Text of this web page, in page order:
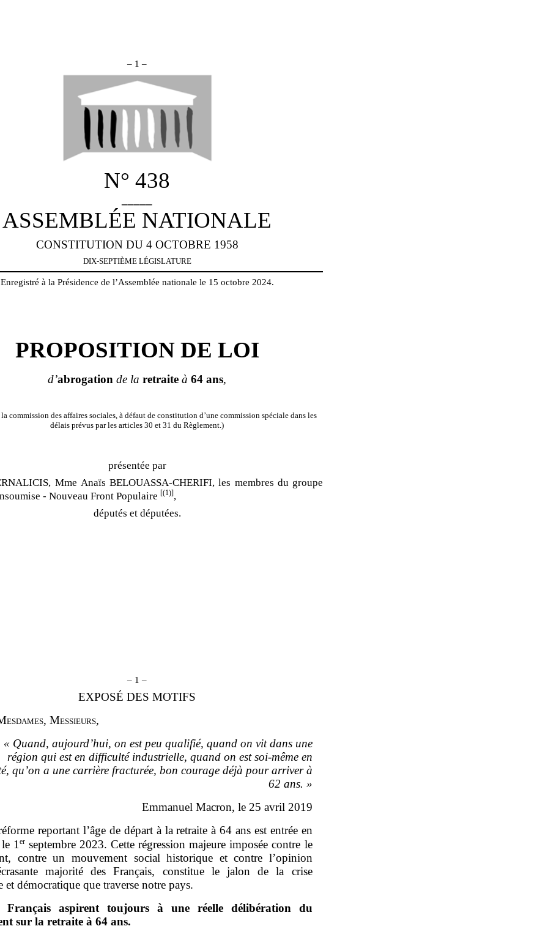
– 1 –
N° 438
ASSEMBLÉE NATIONALE
CONSTITUTION DU 4 OCTOBRE 1958
DIX-SEPTIÈME LÉGISLATURE
Enregistré à la Présidence de l’Assemblée nationale le 15 octobre 2024.
PROPOSITION DE LOI
d’abrogation de la retraite à 64 ans,
commission des affaires sociales, à défaut de constitution d’une commission spéciale dans les
délais prévus par les articles 30 et 31 du Règlement.)
présentée par
Mme Anaïs BELOUASSA-CHERIFI, les membres du groupe
- Nouveau Front Populaire [(1)],
députés et députées.
– 1 –
EXPOSÉ DES MOTIFS
esdames, Messieurs,
« Quand, aujourd’hui, on est peu qualifié, quand on vit dans une
région qui est en difficulté industrielle, quand on est soi‑même en
qu’on a une carrière fracturée, bon courage déjà pour arriver à
62 ans. »
Emmanuel Macron, le 25 avril 2019
reportant l’âge de départ à la retraite à 64 ans est entrée en
1 erseptembre 2023. Cette régression majeure imposée contre le
contre un mouvement social historique et contre l’opinion
majorité des Français, constitue le jalon de la crise
et démocratique que traverse notre pays.
Français aspirent toujours à une réelle délibération du
sur la retraite à 64 ans.